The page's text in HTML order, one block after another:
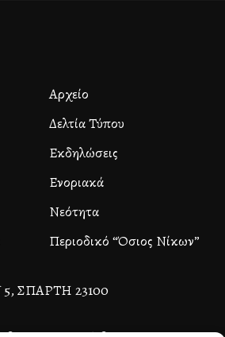
Αρχείο
Δελτία Τύπου
Εκδηλώσεις
Ενοριακά
Νεότητα
Περιοδικό “Όσιος Νίκων”
ΣΠΑΡΤΗ 23100